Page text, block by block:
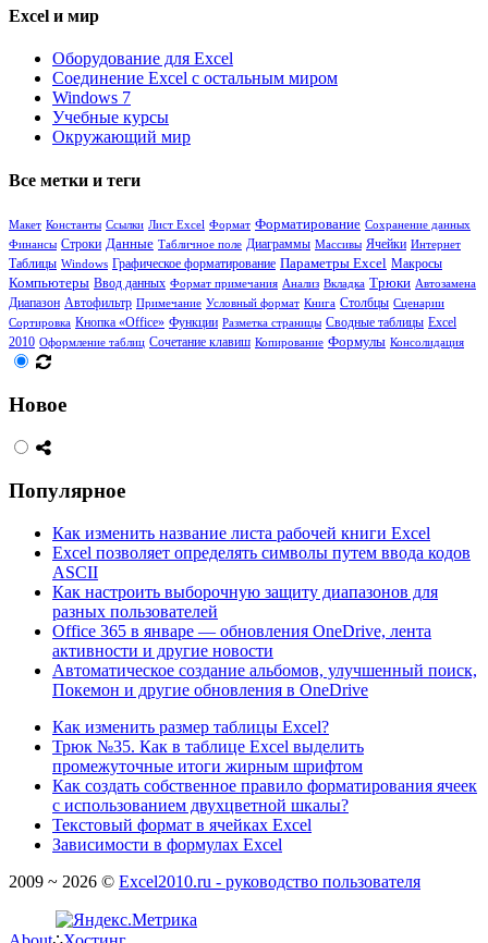
Excel и мир
Оборудование для Excel
Соединение Excel с остальным миром
Windows 7
Учебные курсы
Окружающий мир
Все метки и теги
Макет Константы Ссылки Лист Excel Формат Форматирование Сохранение данных
Финансы Строки Данные Табличное поле Диаграммы Массивы Ячейки Интернет
Таблицы Windows Графическое форматирование Параметры Excel Макросы
Компьютеры Ввод данных Формат примечания Анализ Вкладка Трюки Автозамена
Диапазон Автофильтр Примечание Условный формат Книга Столбцы Сценарии
Сортировка Кнопка «Office» Функции Разметка страницы Сводные таблицы Excel
2010 Оформление таблиц Сочетание клавиш Копирование Формулы Консолидация
Новое
Популярное
Как изменить название листа рабочей книги Excel
Excel позволяет определять символы путем ввода кодов
ASCII
Как настроить выборочную защиту диапазонов для
разных пользователей
Office 365 в январе — обновления OneDrive, лента
активности и другие новости
Автоматическое создание альбомов, улучшенный поиск,
Покемон и другие обновления в OneDrive
Как изменить размер таблицы Excel?
Трюк №35. Как в таблице Excel выделить
промежуточные итоги жирным шрифтом
Как создать собственное правило форматирования ячеек
с использованием двухцветной шкалы?
Текстовый формат в ячейках Excel
Зависимости в формулах Excel
2009 ~ 2026 © Excel2010.ru - руководство пользователя